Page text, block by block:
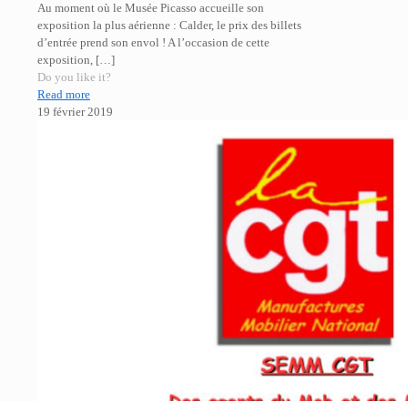
Au moment où le Musée Picasso accueille son
exposition la plus aérienne : Calder, le prix des billets
d’entrée prend son envol ! A l’occasion de cette
exposition, […]
Do you like it?
Read more
19 février 2019